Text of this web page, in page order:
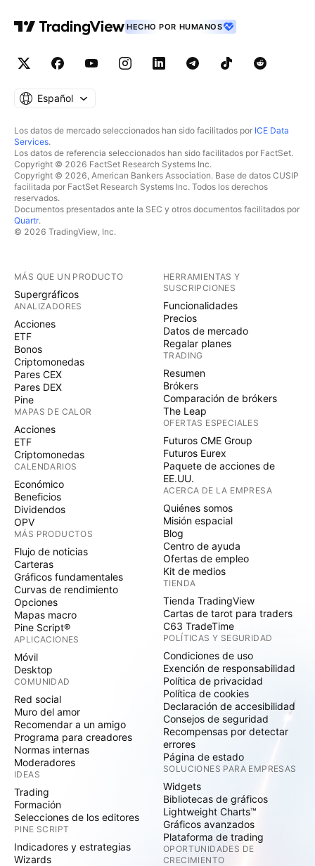
HECHO POR HUMANOS
Español
Los datos de mercado seleccionados han sido facilitados por ICE Data
Services.
Los datos de referencia seleccionados han sido facilitados por FactSet.
Copyright © 2026 FactSet Research Systems Inc.
Copyright © 2026, American Bankers Association. Base de datos CUSIP
facilitada por FactSet Research Systems Inc. Todos los derechos
reservados.
Documentos presentados ante la SEC y otros documentos facilitados por
Quartr.
© 2026 TradingView, Inc.
MÁS QUE UN PRODUCTO
Supergráficos
ANALIZADORES
Acciones
ETF
Bonos
Criptomonedas
Pares CEX
Pares DEX
Pine
MAPAS DE CALOR
Acciones
ETF
Criptomonedas
CALENDARIOS
Económico
Beneficios
Dividendos
OPV
MÁS PRODUCTOS
Flujo de noticias
Carteras
Gráficos fundamentales
Curvas de rendimiento
Opciones
Mapas macro
Pine Script®
APLICACIONES
Móvil
Desktop
COMUNIDAD
Red social
Muro del amor
Recomendar a un amigo
Programa para creadores
Normas internas
Moderadores
IDEAS
Trading
Formación
Selecciones de los editores
PINE SCRIPT
Indicadores y estrategias
Wizards
HERRAMIENTAS Y
SUSCRIPCIONES
Funcionalidades
Precios
Datos de mercado
Regalar planes
TRADING
Resumen
Brókers
Comparación de brókers
The Leap
OFERTAS ESPECIALES
Futuros CME Group
Futuros Eurex
Paquete de acciones de
EE.UU.
ACERCA DE LA EMPRESA
Quiénes somos
Misión espacial
Blog
Centro de ayuda
Ofertas de empleo
Kit de medios
TIENDA
Tienda TradingView
Cartas de tarot para traders
C63 TradeTime
POLÍTICAS Y SEGURIDAD
Condiciones de uso
Exención de responsabilidad
Política de privacidad
Política de cookies
Declaración de accesibilidad
Consejos de seguridad
Recompensas por detectar
errores
Página de estado
SOLUCIONES PARA EMPRESAS
Widgets
Bibliotecas de gráficos
Lightweight Charts™
Gráficos avanzados
Plataforma de trading
OPORTUNIDADES DE
CRECIMIENTO